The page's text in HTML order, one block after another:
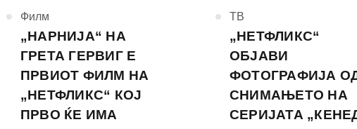
КАтегорија
Филм
„НАРНИЈА“ НА
ГРЕТА ГЕРВИГ Е
ПРВИОТ ФИЛМ НА
„НЕТФЛИКС“ КОЈ
ПРВО ЌЕ ИМА
КАтегорија
ТВ
„НЕТФЛИКС“
ОБЈАВИ
ФОТОГРАФИЈА
СНИМАЊЕТО НА
СЕРИЈАТА